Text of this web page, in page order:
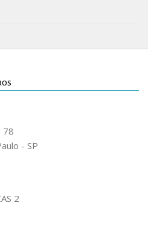
78
- SP
2